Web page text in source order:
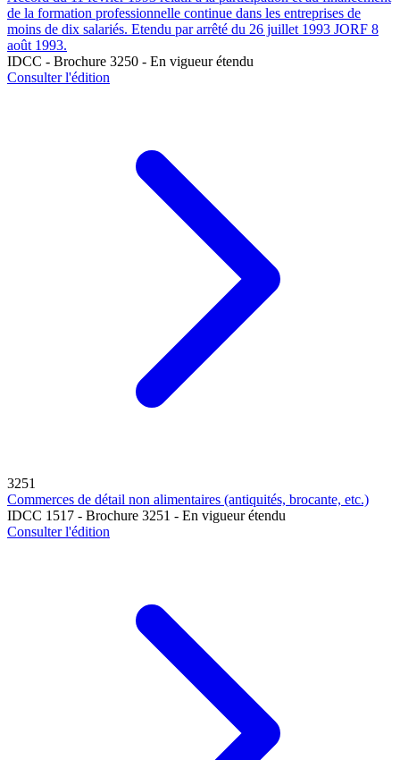
de la formation professionnelle continue dans les entreprises de
moins de dix salariés. Etendu par arrêté du 26 juillet 1993 JORF 8
août 1993.
IDCC - Brochure 3250 - En vigueur étendu
Consulter l'édition
3251
Commerces de détail non alimentaires (antiquités, brocante, etc.)
IDCC 1517 - Brochure 3251 - En vigueur étendu
Consulter l'édition